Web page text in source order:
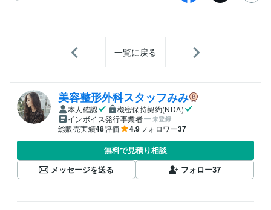
一覧に戻る
美容整形外科スタッフみみ
本人確認
機密保持契約(NDA)
インボイス発行事業者
未登録
総販売実績48評価 4.9フォロワー37
無料で見積り相談
メッセージを送る
フォロー37